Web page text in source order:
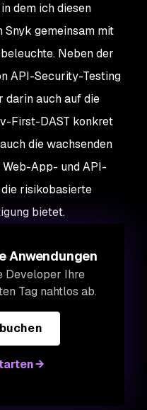
dem ich diesen
Snyk gemeinsam mit
Neben der
API-Security-Testing
darin auch auf die
First-DAST konkret
die wachsenden
App- und API-
risikobasierte
bietet.
Anwendungen
Developer Ihre
Tag nahtlos ab.